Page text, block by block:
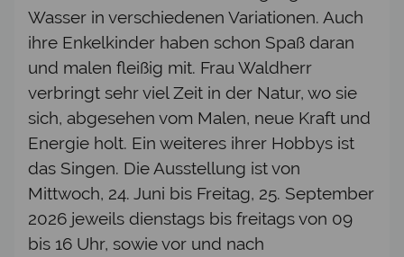
Wasser in verschiedenen Variationen. Auch
ihre Enkelkinder haben schon Spaß daran
und malen fleißig mit. Frau Waldherr
verbringt sehr viel Zeit in der Natur, wo sie
sich, abgesehen vom Malen, neue Kraft und
Energie holt. Ein weiteres ihrer Hobbys ist
das Singen. Die Ausstellung ist von
Mittwoch, 24. Juni bis Freitag, 25. September
2026 jeweils dienstags bis freitags von 09
bis 16 Uhr, sowie vor und nach